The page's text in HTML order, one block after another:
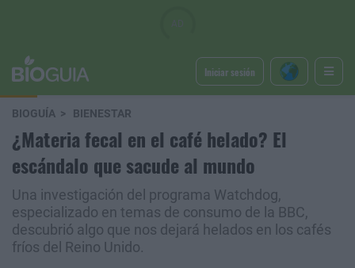
Iniciar sesión
BIOGUÍA BIENESTAR
¿Materia fecal en el café helado? El
escándalo que sacude al mundo
Una investigación del programa Watchdog,
especializado en temas de consumo de la BBC,
descubrió algo que nos dejará helados en los cafés
fríos del Reino Unido.